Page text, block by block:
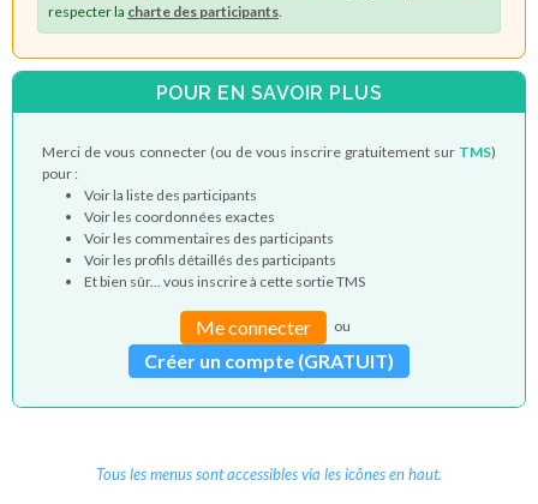
respecter la charte des participants
POUR EN SAVOIR PLUS
Merci de vous connecter (ou de vous inscrire gratuitement sur TMS)
pour :
Voir la liste des participants
Voir les coordonnées exactes
Voir les commentaires des participants
Voir les profils détaillés des participants
Et bien sûr... vous inscrire à cette sortie TMS
Me connecter ou
Créer un compte (GRATUIT)
Tous les menus sont accessibles via les icônes en haut.